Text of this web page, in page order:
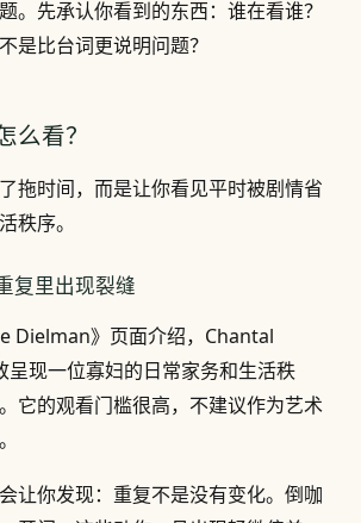
。先承认你看到的东西：谁在看谁？
是比台词更说明问题？
么看？
拖时间，而是让你看见平时被剧情省
秩序。
复里出现裂缝
Dielman》页面介绍，Chantal
现一位寡妇的日常家务和生活秩
它的观看门槛很高，不建议作为艺术
让你发现：重复不是没有变化。倒咖